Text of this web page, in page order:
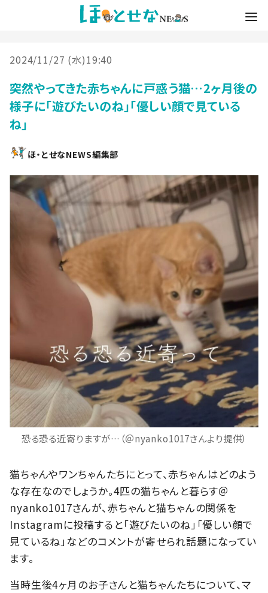
2024/11/27 (水)19:40
突然やってきた赤ちゃんに戸惑う猫…2ヶ月後の
様子に「遊びたいのね」「優しい顔で見ている
ね」
ほ・とせなNEWS編集部
恐る恐る近寄りますが…（＠nyanko1017さんより提供）
猫ちゃんやワンちゃんたちにとって、赤ちゃんはどのよう
な存在なのでしょうか。4匹の猫ちゃんと暮らす＠
nyanko1017さんが、赤ちゃんと猫ちゃんの関係を
Instagramに投稿すると「遊びたいのね」「優しい顔で
見ているね」などのコメントが寄せられ話題になってい
ます。
当時生後4ヶ月のお子さんと猫ちゃんたちについて、マ